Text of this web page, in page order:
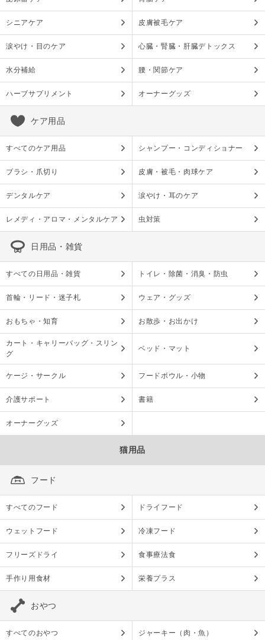
シニアケア 皮膚被毛ケア
涙やけ・目のケア 心臓・腎臓・肝臓デトックス
水分補給 腰・関節ケア
ハーブサプリメント オーナーグッズ
ケア用品
すべてのケア用品 シャンプー・コンディショナー
ブラシ・爪切り 皮膚・被毛・肉球ケア
デンタルケア 涙やけ・耳のケア
レメディ・アロマ・メンタルケア 虫対策
日用品・雑貨
すべての日用品・雑貨 トイレ・除菌・消臭・防虫
首輪・リード・迷子札 ウェア・グッズ
おもちゃ・知育 お散歩・お出かけ
カート・キャリーバッグ・スリン
グ
ベッド・マット
ケージ・サークル フードボウル・小物
介護サポート 書籍
オーナーグッズ
猫用品
フード
すべてのフード ドライフード
ウェットフード 冷凍フード
フリーズドライ 食事療法食
手作り用食材 栄養プラス
おやつ
すべてのおやつ ジャーキー（肉・魚）